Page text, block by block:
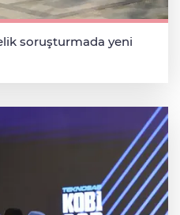
soruşturmada yeni